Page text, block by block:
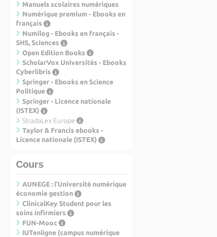
Manuels scolaires numériques
Numérique premium - Ebooks en
français
Numilog - Ebooks en français -
SHS, Sciences
Open Edition Books
ScholarVox Universités - Ebooks
Cyberlibris
Springer - Ebooks en Science
Politique
Springer - Licence nationale
(ISTEX)
StradaLex Europe
Taylor & Francis ebooks -
Licence nationale (ISTEX)
Cours
AUNEGE : l'Université numérique
économie gestion
ClinicalKey Student pour les
soins infirmiers
FUN-Mooc
IUTenligne (campus numérique